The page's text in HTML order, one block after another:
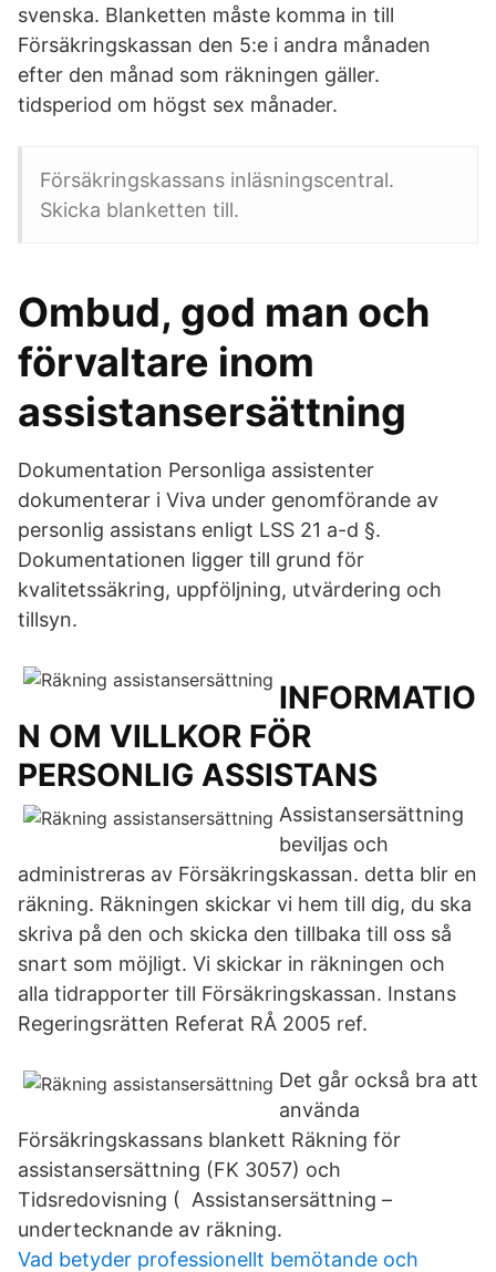
svenska. Blanketten måste komma in till
Försäkringskassan den 5:e i andra månaden
efter den månad som räkningen gäller.
tidsperiod om högst sex månader.
Försäkringskassans inläsningscentral.
Skicka blanketten till.
Ombud, god man och
förvaltare inom
assistansersättning
Dokumentation Personliga assistenter
dokumenterar i Viva under genomförande av
personlig assistans enligt LSS 21 a-d §.
Dokumentationen ligger till grund för
kvalitetssäkring, uppföljning, utvärdering och
tillsyn.
INFORMATIO
N OM VILLKOR FÖR
PERSONLIG ASSISTANS
Assistansersättning
beviljas och
administreras av Försäkringskassan. detta blir en
räkning. Räkningen skickar vi hem till dig, du ska
skriva på den och skicka den tillbaka till oss så
snart som möjligt. Vi skickar in räkningen och
alla tidrapporter till Försäkringskassan. Instans
Regeringsrätten Referat RÅ 2005 ref.
Det går också bra att
använda
Försäkringskassans blankett Räkning för
assistansersättning (FK 3057) och
Tidsredovisning ( Assistansersättning –
undertecknande av räkning.
Vad betyder professionellt bemötande och